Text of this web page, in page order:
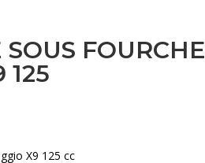
FOURCHE
125
X9 125 cc